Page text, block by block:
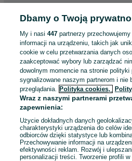
Strona główna Dom i Ogród Narzędzia
Małopolskie
Pompy wodne - Olkusz
KATEGORIA
ID:732708104
Zadzwoń / SMS
Dbamy o Twoją
My i nasi447 partnerzy
informacji na urządzeniu, takich jak
cookie w celu przetwarzania danych
zaakceptować wybory lub zarządzać
dowolnym momencie na stronie
sygnalizowane naszym partnerom i nie
przeglądania. Polityka cookies,
Wraz z naszymi partnerami
zapewnienia:
Użycie dokładnych danych
charakterystyki urządzenia do celów
odbiorców dzięki statystyce lub
Przechowywanie informacji na
efektywności reklam. Rozwój i
personalizacji treści. Tworzenie profili